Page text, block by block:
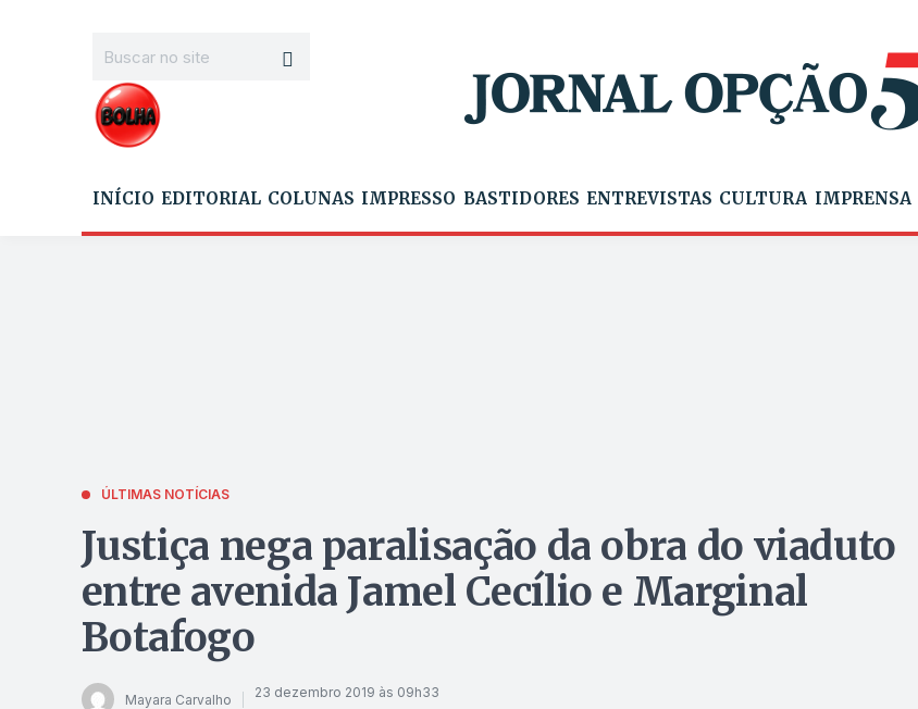
INÍCIO EDITORIAL COLUNAS IMPRESSO BASTIDORES ENTREVISTAS CULTURA IMPRENSA
ÚLTIMAS NOTÍCIAS
Justiça nega paralisação da obra do viaduto
entre avenida Jamel Cecílio e Marginal
Botafogo
Mayara Carvalho 23 dezembro 2019 às 09h33